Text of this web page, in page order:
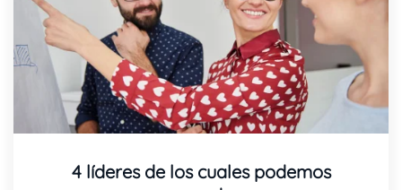
4 líderes de los cuales podemos